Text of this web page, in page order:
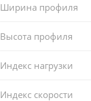
Ширина профиля
Высота профиля
Индекс нагрузки
Индекс скорости